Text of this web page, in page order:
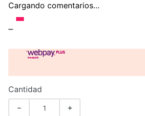
Cargando comentarios…
-
Cantidad
＋
－